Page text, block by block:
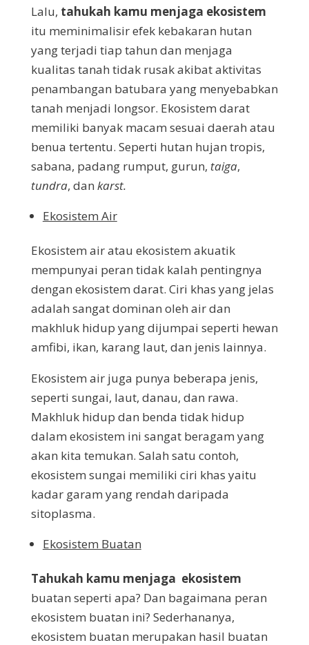
Lalu, tahukah kamu menjaga ekosistem
itu meminimalisir efek kebakaran hutan
yang terjadi tiap tahun dan menjaga
kualitas tanah tidak rusak akibat aktivitas
penambangan batubara yang menyebabkan
tanah menjadi longsor. Ekosistem darat
memiliki banyak macam sesuai daerah atau
benua tertentu. Seperti hutan hujan tropis,
sabana, padang rumput, gurun, taiga,
tundra, dan karst.
Ekosistem Air
Ekosistem air atau ekosistem akuatik
mempunyai peran tidak kalah pentingnya
dengan ekosistem darat. Ciri khas yang jelas
adalah sangat dominan oleh air dan
makhluk hidup yang dijumpai seperti hewan
amfibi, ikan, karang laut, dan jenis lainnya.
Ekosistem air juga punya beberapa jenis,
seperti sungai, laut, danau, dan rawa.
Makhluk hidup dan benda tidak hidup
dalam ekosistem ini sangat beragam yang
akan kita temukan. Salah satu contoh,
ekosistem sungai memiliki ciri khas yaitu
kadar garam yang rendah daripada
sitoplasma.
Ekosistem Buatan
Tahukah kamu menjaga ekosistem
buatan seperti apa? Dan bagaimana peran
ekosistem buatan ini? Sederhananya,
ekosistem buatan merupakan hasil buatan